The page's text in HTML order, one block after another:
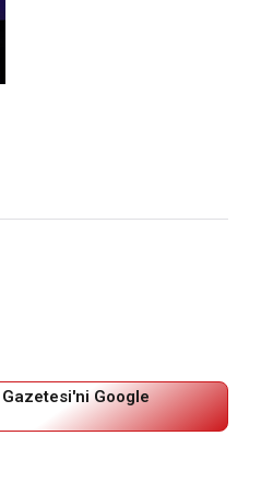
Google